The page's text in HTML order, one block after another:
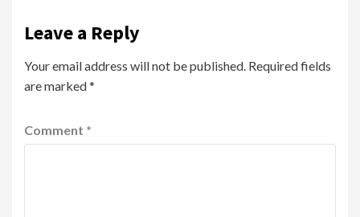
Leave a Reply
Your email address will not be published. Required fields
are marked*
Comment *